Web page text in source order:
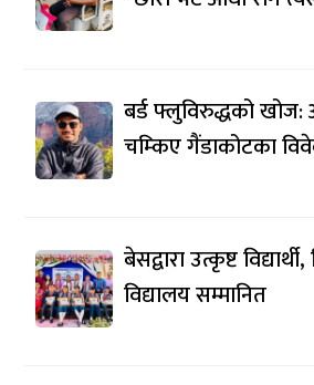
बर्ड फ्लुविरुद्धको खोज:
चम्किए गैंडाकोटका
बेसद्वारा उत्कृष्ट
विद्यालय सम्मानित